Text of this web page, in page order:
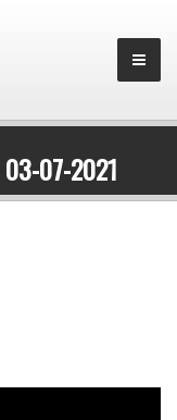
03-07-2021